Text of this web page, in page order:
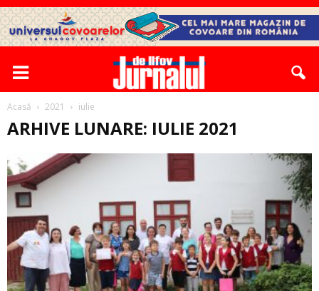
Acasă 2021 iulie
ARHIVE LUNARE: IULIE 2021